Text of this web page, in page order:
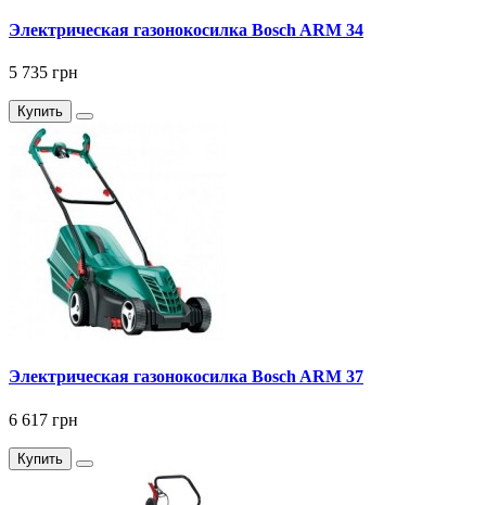
Электрическая газонокосилка Bosch ARM 34
5 735 грн
Купить
Электрическая газонокосилка Bosch ARM 37
6 617 грн
Купить